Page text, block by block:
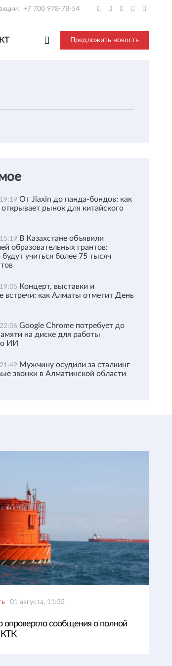
+7 700 978-78-54
Предложить новость
От Jiaxin до панда-бондов: как
открывает рынок для китайского
В Казахстане объявили
образовательных грантов:
будут учиться более 75 тысяч
Концерт, выставки и
встречи: как Алматы отметит День
Google Chrome потребует до
на диске для работы
ИИ
Мужчину осудили за сталкинг
звонки в Алматинской области
01 августа, 11:32
опровергло сообщения о полной
КТК